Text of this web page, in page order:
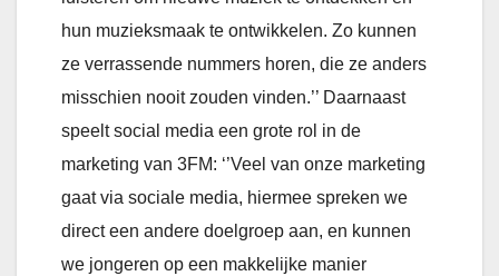
hun muzieksmaak te ontwikkelen. Zo kunnen
ze verrassende nummers horen, die ze anders
misschien nooit zouden vinden.’’ Daarnaast
speelt social media een grote rol in de
marketing van 3FM: ‘’Veel van onze marketing
gaat via sociale media, hiermee spreken we
direct een andere doelgroep aan, en kunnen
we jongeren op een makkelijke manier